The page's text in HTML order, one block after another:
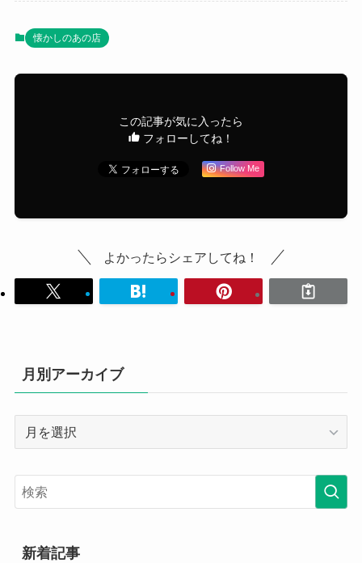
懐かしのあの店
この記事が気に入ったら
フォローしてね！
Follow Me
よかったらシェアしてね！
月別アーカイブ
ー
カ
ブ
新着記事